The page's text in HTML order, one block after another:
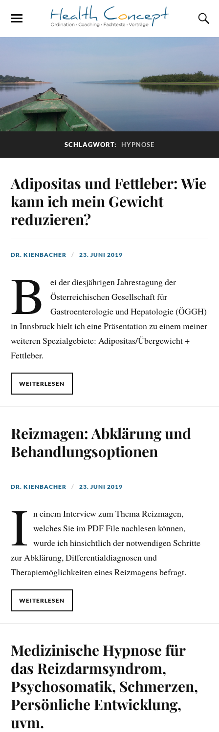
SCHLAGWORT: HYPNOSE
Adipositas und Fettleber: Wie
kann ich mein Gewicht
reduzieren?
DR. KIENBACHER 23. JUNI 2019
B
ei der diesjährigen Jahrestagung der
Österreichischen Gesellschaft für
Gastroenterologie und Hepatologie (ÖGGH)
in Innsbruck hielt ich eine Präsentation zu einem meiner
weiteren Spezialgebiete: Adipositas/Übergewicht +
Fettleber.
WEITERLESEN
Reizmagen: Abklärung und
Behandlungsoptionen
DR. KIENBACHER 23. JUNI 2019
I n einem Interview zum Thema Reizmagen,
welches Sie im PDF File nachlesen können,
wurde ich hinsichtlich der notwendigen Schritte
zur Abklärung, Differentialdiagnosen und
Therapiemöglichkeiten eines Reizmagens befragt.
WEITERLESEN
Medizinische Hypnose für
das Reizdarmsyndrom,
Psychosomatik, Schmerzen,
Persönliche Entwicklung,
uvm.